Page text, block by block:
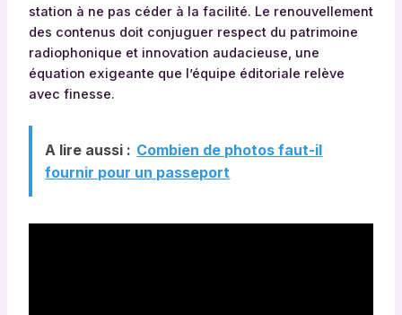
station à ne pas céder à la facilité. Le renouvellement
des contenus doit conjuguer respect du patrimoine
radiophonique et innovation audacieuse, une
équation exigeante que l’équipe éditoriale relève
avec finesse.
A lire aussi : Combien de photos faut-il
fournir pour un passeport